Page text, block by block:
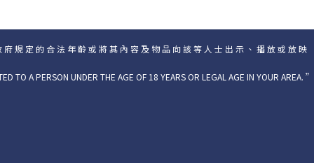
規 定 的 合 法 年 齡 或 將 其 內 容 及 物 品 向 該 等 人 士 出 示 、 播 放 或 放 映
TO A PERSON UNDER THE AGE OF 18 YEARS OR LEGAL AGE IN YOUR AREA. ”